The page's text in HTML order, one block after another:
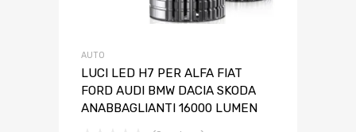
AUTO
LUCI LED H7 PER ALFA FIAT
FORD AUDI BMW DACIA SKODA
ANABBAGLIANTI 16000 LUMEN